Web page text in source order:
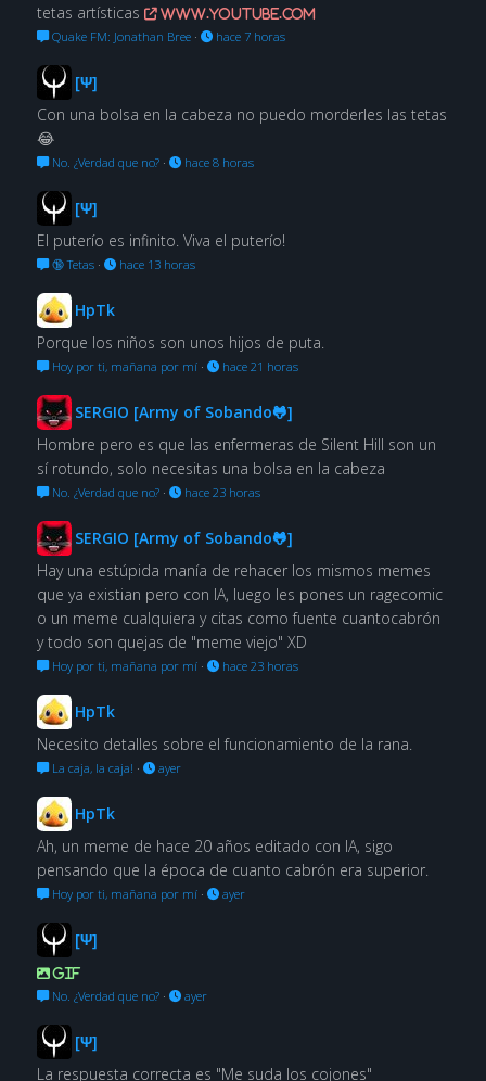
tetas artísticas
www.youtube.com
Quake FM: Jonathan Bree· hace 7 horas
[Ψ]
Con una bolsa en la cabeza no puedo morderles las tetas
😂
No. ¿Verdad que no?· hace 8 horas
[Ψ]
El puterío es infinito. Viva el puterío!
🔞 Tetas· hace 13 horas
HpTk
Porque los niños son unos hijos de puta.
Hoy por ti, mañana por mí· hace 21 horas
SERGIO [Army of Sobando🐸]
Hombre pero es que las enfermeras de Silent Hill son un
sí rotundo, solo necesitas una bolsa en la cabeza
No. ¿Verdad que no?· hace 23 horas
SERGIO [Army of Sobando🐸]
Hay una estúpida manía de rehacer los mismos memes
que ya existian pero con IA, luego les pones un ragecomic
o un meme cualquiera y citas como fuente cuantocabrón
y todo son quejas de "meme viejo" XD
Hoy por ti, mañana por mí· hace 23 horas
HpTk
Necesito detalles sobre el funcionamiento de la rana.
La caja, la caja! · ayer
HpTk
Ah, un meme de hace 20 años editado con IA, sigo
pensando que la época de cuanto cabrón era superior.
Hoy por ti, mañana por mí· ayer
[Ψ]
GIF
No. ¿Verdad que no?· ayer
[Ψ]
La respuesta correcta es "Me suda los cojones"